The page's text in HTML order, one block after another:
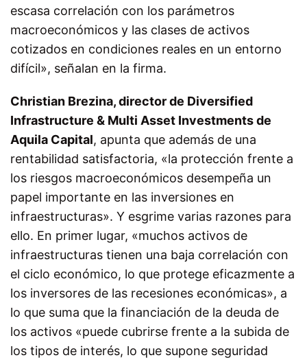
escasa correlación con los parámetros
macroeconómicos y las clases de activos
cotizados en condiciones reales en un entorno
difícil», señalan en la firma.
Christian Brezina, director de Diversified
Infrastructure & Multi Asset Investments de
Aquila Capital, apunta que además de una
rentabilidad satisfactoria, «la protección frente a
los riesgos macroeconómicos desempeña un
papel importante en las inversiones en
infraestructuras». Y esgrime varias razones para
ello. En primer lugar, «muchos activos de
infraestructuras tienen una baja correlación con
el ciclo económico, lo que protege eficazmente a
los inversores de las recesiones económicas», a
lo que suma que la financiación de la deuda de
los activos «puede cubrirse frente a la subida de
los tipos de interés, lo que supone seguridad